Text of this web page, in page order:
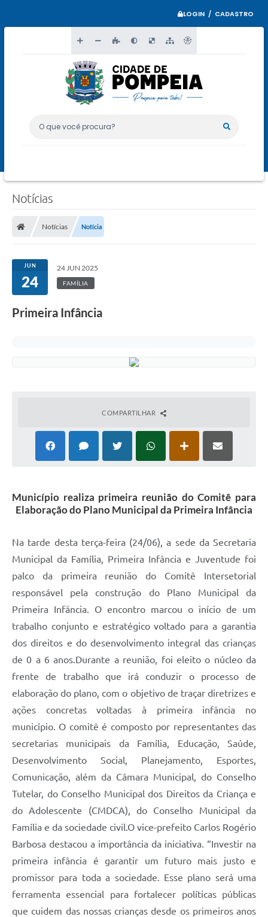
LOGIN / CADASTRO
O que você procura?
Notícias
Notícias Notícia
JUN
24
24 JUN 2025
FAMÍLIA
Primeira Infância
COMPARTILHAR
Município realiza primeira reunião do Comitê para
Elaboração do Plano Municipal da Primeira Infância
Na tarde desta terça-feira (24/06), a sede da Secretaria
Municipal da Família, Primeira Infância e Juventude foi
palco da primeira reunião do Comitê Intersetorial
responsável pela construção do Plano Municipal da
Primeira Infância. O encontro marcou o início de um
trabalho conjunto e estratégico voltado para a garantia
dos direitos e do desenvolvimento integral das crianças
de 0 a 6 anos.Durante a reunião, foi eleito o núcleo da
frente de trabalho que irá conduzir o processo de
elaboração do plano, com o objetivo de traçar diretrizes e
ações concretas voltadas à primeira infância no
município. O comitê é composto por representantes das
secretarias municipais da Família, Educação, Saúde,
Desenvolvimento Social, Planejamento, Esportes,
Comunicação, além da Câmara Municipal, do Conselho
Tutelar, do Conselho Municipal dos Direitos da Criança e
do Adolescente (CMDCA), do Conselho Municipal da
Família e da sociedade civil.O vice-prefeito Carlos Rogério
Barbosa destacou a importância da iniciativa. “Investir na
primeira infância é garantir um futuro mais justo e
promissor para toda a sociedade. Esse plano será uma
ferramenta essencial para fortalecer políticas públicas
que cuidem das nossas crianças desde os primeiros anos